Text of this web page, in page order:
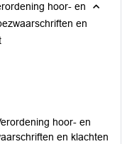
hoor- en
en
hoor- en
en klachten